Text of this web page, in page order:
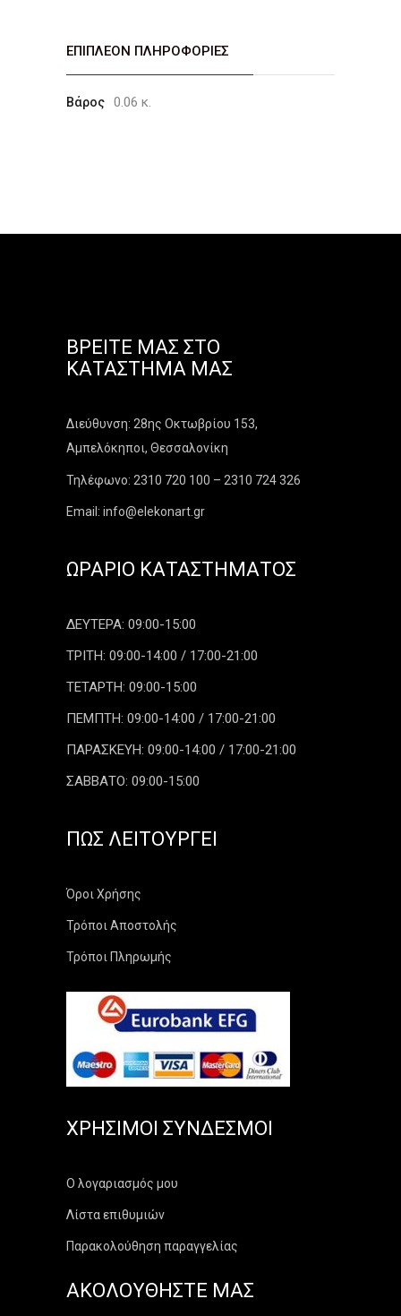
ΕΠΙΠΛΈΟΝ ΠΛΗΡΟΦΟΡΊΕΣ
Βάρος 0.06 κ.
ΒΡΕΊΤΕ ΜΑΣ ΣΤΟ
ΚΑΤΆΣΤΗΜΑ ΜΑΣ
Διεύθυνση: 28ης Οκτωβρίου 153,
Αμπελόκηποι, Θεσσαλονίκη
Τηλέφωνο: 2310 720 100 – 2310 724 326
Email: info@elekonart.gr
ΩΡΆΡΙΟ ΚΑΤΑΣΤΉΜΑΤΟΣ
ΔΕΥΤΕΡΑ: 09:00-15:00
ΤΡΙΤΗ: 09:00-14:00 / 17:00-21:00
ΤΕΤΑΡΤΗ: 09:00-15:00
ΠΕΜΠΤΗ: 09:00-14:00 / 17:00-21:00
ΠΑΡΑΣΚΕΥΗ: 09:00-14:00 / 17:00-21:00
ΣΑΒΒΑΤΟ: 09:00-15:00
ΠΏΣ ΛΕΙΤΟΥΡΓΕΊ
Όροι Χρήσης
Τρόποι Αποστολής
Τρόποι Πληρωμής
ΧΡΉΣΙΜΟΙ ΣΎΝΔΕΣΜΟΙ
Ο λογαριασμός μου
Λίστα επιθυμιών
Παρακολούθηση παραγγελίας
ΑΚΟΛΟΥΘΗΣΤΕ ΜΑΣ